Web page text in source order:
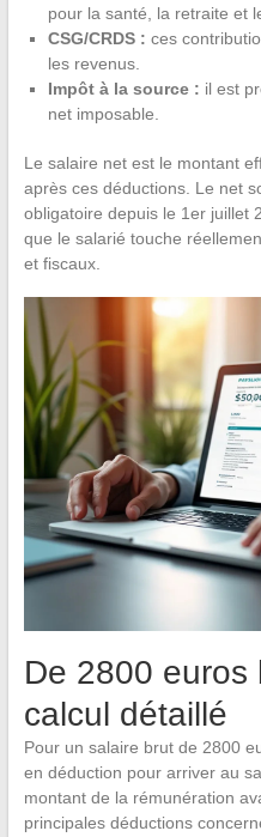
pour la santé, la retraite et
CSG/CRDS : ces
les revenus.
Impôt à la source : il est
net imposable.
Le salaire net est le montant
après ces déductions. Le net
obligatoire depuis le 1er juillet
que le salarié touche
et fiscaux.
De 2800 euros
calcul détaillé
Pour un salaire brut de 2800
en déduction pour arriver au
montant de la rémunération
principales déductions